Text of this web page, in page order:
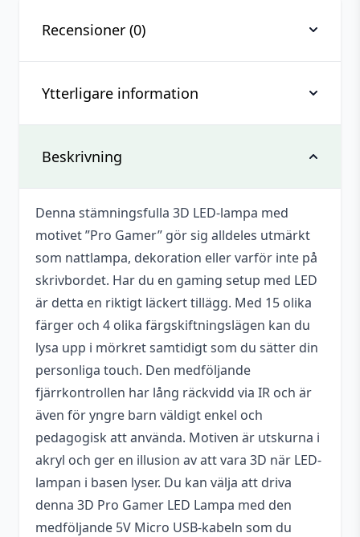
Beskrivning
Denna stämningsfulla 3D LED-lampa med
motivet ”Pro Gamer” gör sig alldeles utmärkt
som nattlampa, dekoration eller varför inte på
skrivbordet. Har du en gaming setup med LED
är detta en riktigt läckert tillägg. Med 15 olika
färger och 4 olika färgskiftningslägen kan du
lysa upp i mörkret samtidigt som du sätter din
personliga touch. Den medföljande
fjärrkontrollen har lång räckvidd via IR och är
även för yngre barn väldigt enkel och
pedagogisk att använda. Motiven är utskurna i
akryl och ger en illusion av att vara 3D när LED-
lampan i basen lyser. Du kan välja att driva
denna 3D Pro Gamer LED Lampa med den
medföljande 5V Micro USB-kabeln som du
Ytterligare information
Vikt
Dimensioner
220 × 55 × 145 mm
Antal batterier
3 st
Batterityp
AA
Drivs med
USB-A (DC 5 V) eller AA Batteri
Batterier
medföljer
Nej
Nätadapter
medföljer
Recensioner (0)
Recensioner
Det finns inga recensioner än.
Bli först med att recensera ”3D Led
lampa – Pro Gamer”
Du måste varainloggadför att skriva en
recension.